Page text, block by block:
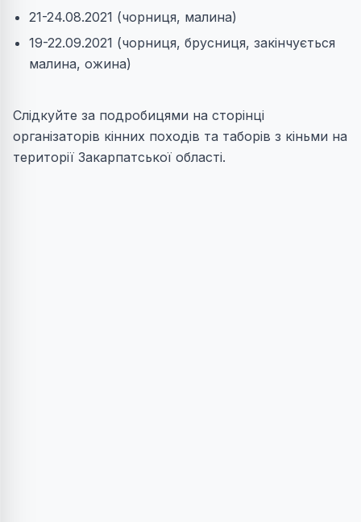
21-24.08.2021 (чорниця, малина)
19-22.09.2021 (чорниця, брусниця, закінчується
малина, ожина)
Слідкуйте за подробицями на сторінці
організаторів кінних походів та таборів з кіньми на
території Закарпатської області.